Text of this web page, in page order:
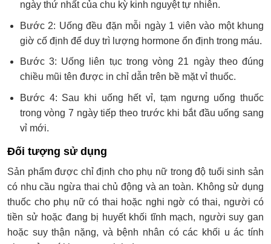
ngày thứ nhất của chu kỳ kinh nguyệt tự nhiên.
Bước 2: Uống đều đặn mỗi ngày 1 viên vào một khung
giờ cố định để duy trì lượng hormone ổn định trong máu.
Bước 3: Uống liên tục trong vòng 21 ngày theo đúng
chiều mũi tên được in chỉ dẫn trên bề mặt vỉ thuốc.
Bước 4: Sau khi uống hết vỉ, tạm ngưng uống thuốc
trong vòng 7 ngày tiếp theo trước khi bắt đầu uống sang
vỉ mới.
Đối tượng sử dụng
Sản phẩm được chỉ định cho phụ nữ trong độ tuổi sinh sản
có nhu cầu ngừa thai chủ động và an toàn. Không sử dụng
thuốc cho phụ nữ có thai hoặc nghi ngờ có thai, người có
tiền sử hoặc đang bị huyết khối tĩnh mạch, người suy gan
hoặc suy thận nặng, và bệnh nhân có các khối u ác tính